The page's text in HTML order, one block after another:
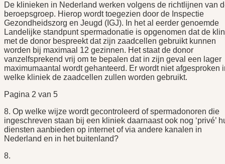
De klinieken in Nederland werken volgens de richtlijnen van
beroepsgroep. Hierop wordt toegezien door de Inspectie
Gezondheidszorg en Jeugd (IGJ). In het al eerder genoemde
Landelijke standpunt spermadonatie is opgenomen dat de
met de donor bespreekt dat zijn zaadcellen gebruikt kunnen
worden bij maximaal 12 gezinnen. Het staat de donor
vanzelfsprekend vrij om te bepalen dat in zijn geval een lager
maximumaantal wordt gehanteerd. Er wordt niet afgesproken
welke kliniek de zaadcellen zullen worden gebruikt.
Pagina 2 van 5
8. Op welke wijze wordt gecontroleerd of spermadonoren die
ingeschreven staan bij een kliniek daarnaast ook nog ‘privé’
diensten aanbieden op internet of via andere kanalen in
Nederland en in het buitenland?
8.